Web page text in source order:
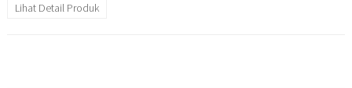
Lihat Detail Produk